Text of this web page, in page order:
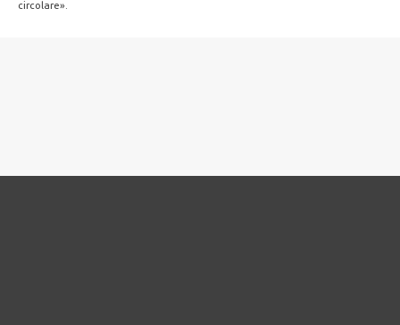
circolare».